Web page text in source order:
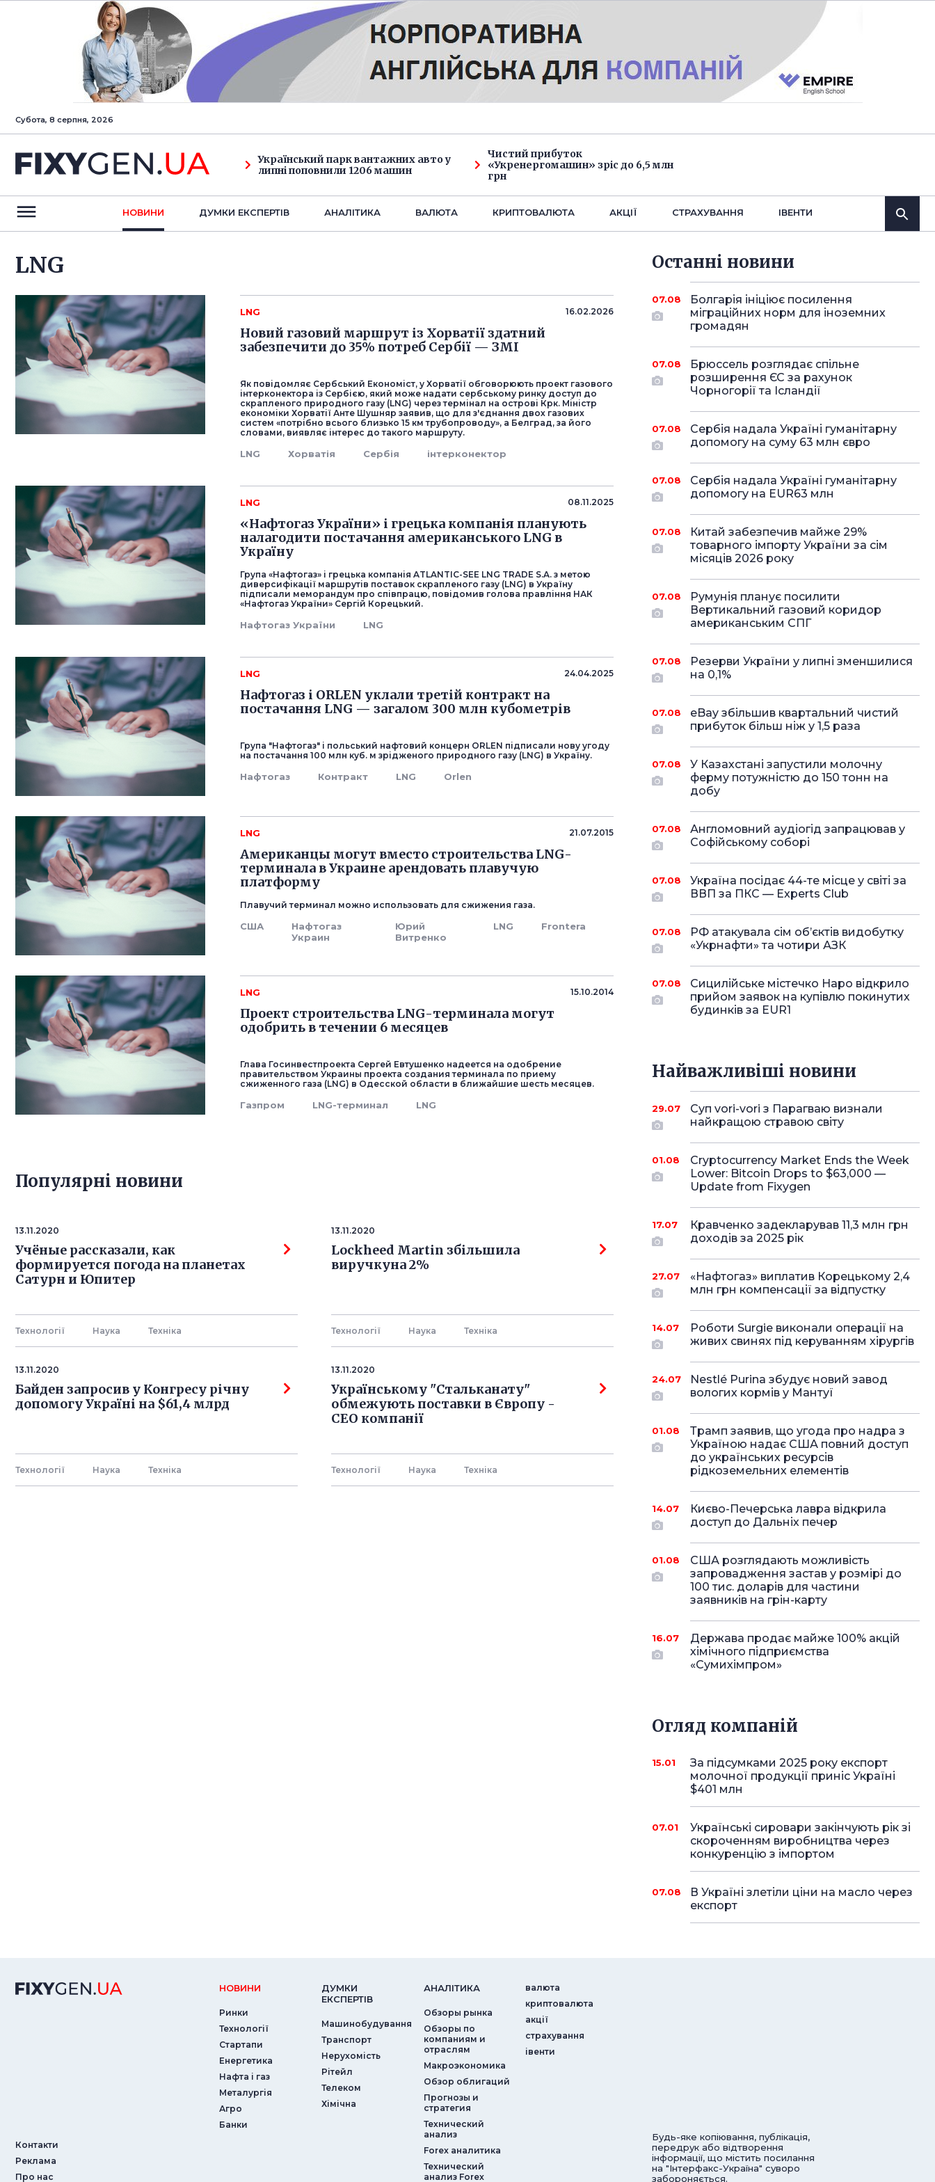
Субота, 8 серпня, 2026
Український парк вантажних авто у
липні поповнили 1206 машин
Чистий прибуток
«Укренергомашин» зріс до 6,5 млн
грн
НОВИНИ ДУМКИ ЕКСПЕРТIВ АНАЛIТИКА ВАЛЮТА КРИПТОВАЛЮТА АКЦІЇ СТРАХУВАННЯ IВЕНТИ
LNG
LNG 16.02.2026
Новий газовий маршрут із Хорватії здатний
забезпечити до 35% потреб Сербії — ЗМІ
Як повідомляє Сербський Економіст, у Хорватії обговорюють проект газового
інтерконектора із Сербією, який може надати сербському ринку доступ до
скрапленого природного газу (LNG) через термінал на острові Крк. Міністр
економіки Хорватії Анте Шушняр заявив, що для з'єднання двох газових
систем «потрібно всього близько 15 км трубопроводу», а Белград, за його
словами, виявляє інтерес до такого маршруту.
LNG Хорватія Сербія інтерконектор
LNG 08.11.2025
«Нафтогаз України» і грецька компанія планують
налагодити постачання американського LNG в
Україну
Група «Нафтогаз» і грецька компанія ATLANTIC-SEE LNG TRADE S.A. з метою
диверсифікації маршрутів поставок скрапленого газу (LNG) в Україну
підписали меморандум про співпрацю, повідомив голова правління НАК
«Нафтогаз України» Сергій Корецький.
Нафтогаз України LNG
LNG 24.04.2025
Нафтогаз і ORLEN уклали третій контракт на
постачання LNG — загалом 300 млн кубометрів
Група "Нафтогаз" і польський нафтовий концерн ORLEN підписали нову угоду
на постачання 100 млн куб. м зрідженого природного газу (LNG) в Україну.
Нафтогаз Контракт LNG Orlen
LNG 21.07.2015
Американцы могут вместо строительства LNG-
терминала в Украине арендовать плавучую
платформу
Плавучий терминал можно использовать для сжижения газа.
США
Нафтогаз
Украин
Юрий
Витренко
LNG Frontera
LNG 15.10.2014
Проект строительства LNG-терминала могут
одобрить в течении 6 месяцев
Глава Госинвестпроекта Сергей Евтушенко надеется на одобрение
правительством Украины проекта создания терминала по приему
сжиженного газа (LNG) в Одесской области в ближайшие шесть месяцев.
Газпром LNG-терминал LNG
Популярнi новини
13.11.2020
Учёные рассказали, как
формируется погода на планетах
Сатурн и Юпитер
Технології Наука Технiка
13.11.2020
Lockheed Martin збільшила
виручкуна 2%
Технології Наука Технiка
13.11.2020
Байден запросив у Конгресу річну
допомогу Україні на $61,4 млрд
Технології Наука Технiка
13.11.2020
Українському "Стальканату"
обмежують поставки в Європу -
СЕО компанії
Технології Наука Технiка
Останнi новини
07.08
Болгарія ініціює посилення
міграційних норм для іноземних
громадян
07.08
Брюссель розглядає спільне
розширення ЄС за рахунок
Чорногорії та Ісландії
07.08
Сербія надала Україні гуманітарну
допомогу на суму 63 млн євро
07.08
Сербія надала Україні гуманітарну
допомогу на EUR63 млн
07.08
Китай забезпечив майже 29%
товарного імпорту України за сім
місяців 2026 року
07.08
Румунія планує посилити
Вертикальний газовий коридор
американським СПГ
07.08
Резерви України у липні зменшилися
на 0,1%
07.08
eBay збільшив квартальний чистий
прибуток більш ніж у 1,5 раза
07.08
У Казахстані запустили молочну
ферму потужністю до 150 тонн на
добу
07.08
Англомовний аудіогід запрацював у
Софійському соборі
07.08
Україна посідає 44-те місце у світі за
ВВП за ПКС — Experts Club
07.08
РФ атакувала сім об’єктів видобутку
«Укрнафти» та чотири АЗК
07.08
Сицилійське містечко Наро відкрило
прийом заявок на купівлю покинутих
будинків за EUR1
Найважливіші новини
29.07
Суп vori-vori з Парагваю визнали
найкращою стравою світу
01.08
Cryptocurrency Market Ends the Week
Lower: Bitcoin Drops to $63,000 —
Update from Fixygen
17.07
Кравченко задекларував 11,3 млн грн
доходів за 2025 рік
27.07
«Нафтогаз» виплатив Корецькому 2,4
млн грн компенсації за відпустку
14.07
Роботи Surgie виконали операції на
живих свинях під керуванням хірургів
24.07
Nestlé Purina збудує новий завод
вологих кормів у Мантуї
01.08
Трамп заявив, що угода про надра з
Україною надає США повний доступ
до українських ресурсів
рідкоземельних елементів
14.07
Києво-Печерська лавра відкрила
доступ до Дальніх печер
01.08
США розглядають можливість
запровадження застав у розмірі до
100 тис. доларів для частини
заявників на грін-карту
16.07
Держава продає майже 100% акцій
хімічного підприємства
«Сумихімпром»
Огляд компаній
15.01
За підсумками 2025 року експорт
молочної продукції приніс Україні
$401 млн
07.01
Українські сировари закінчують рік зі
скороченням виробництва через
конкуренцію з імпортом
07.08
В Україні злетіли ціни на масло через
експорт
Контакти
Реклама
Про нас
НОВИНИ
Ринки
Технології
Стартапи
Енергетика
Нафта і газ
Металургія
Агро
Банки
ДУМКИ
ЕКСПЕРТIВ
Машинобудування
Транспорт
Нерухомість
Рітейл
Телеком
Хімічна
АНАЛIТИКА
Обзоры рынка
Обзоры по
компаниям и
отраслям
Макроэкономика
Обзор облигаций
Прогнозы и
стратегия
Технический
анализ
Forex аналитика
Технический
анализ Forex
валюта
криптовалюта
акції
страхування
iвенти
Будь-яке копіювання, публікація,
передрук або відтворення
інформації, що містить посилання
на "Інтерфакс-Україна" суворо
забороняється.